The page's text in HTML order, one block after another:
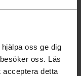
oss ge dig
oss. Läs
acceptera detta
Gå med